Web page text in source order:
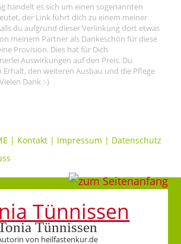
handelt es sich um einen sogenannten
der Link führt dich zu einem meiner
du aufgrund dieser Verlinkung dort etwas
meinem Partner als Dankeschön für diese
Provision. Dies hat für Dich
Auswirkungen auf den Preis. Du
den weiteren Ausbau und die Pflege
Dank :-)
| Kontakt | Impressum | Datenschutz
Tünnissen
von heilfastenkur.de